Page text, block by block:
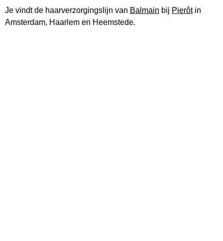
Je vindt de haarverzorgingslijn van Balmain bij Pierôtin
Amsterdam, Haarlem en Heemstede.